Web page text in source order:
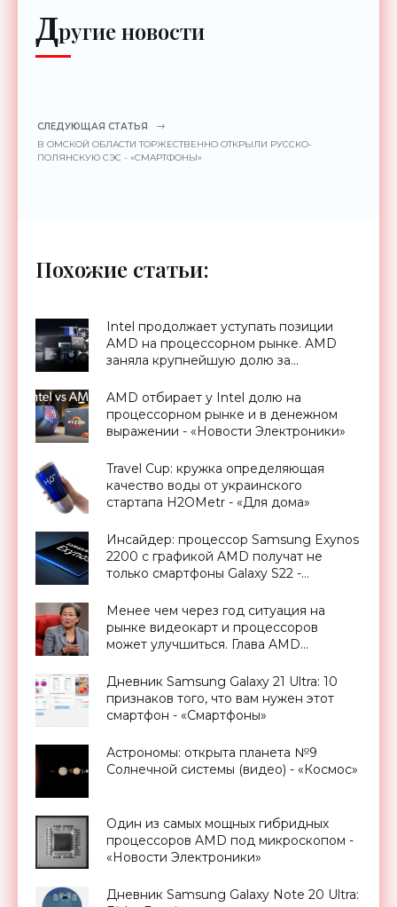
Другие новости
СЛЕДУЮЩАЯ СТАТЬЯ
В ОМСКОЙ ОБЛАСТИ ТОРЖЕСТВЕННО ОТКРЫЛИ РУССКО-
ПОЛЯНСКУЮ СЭС - «СМАРТФОНЫ»
Похожие статьи:
Intel продолжает уступать позиции
AMD на процессорном рынке. AMD
заняла крупнейшую долю за
Электроники»
AMD отбирает у Intel долю на
процессорном рынке и в денежном
выражении - «Новости Электроники»
Travel Cup: кружка определяющая
качество воды от украинского
стартапа H2OMetr - «Для дома»
Инсайдер: процессор Samsung Exynos
2200 с графикой AMD получат не
только смартфоны Galaxy S22 -
Менее чем через год ситуация на
рынке видеокарт и процессоров
может улучшиться. Глава AMD
«Смартфоны»
Дневник Samsung Galaxy 21 Ultra: 10
признаков того, что вам нужен этот
смартфон - «Смартфоны»
Астрономы: открыта планета №9
Солнечной системы (видео) - «Космос»
Один из самых мощных гибридных
процессоров AMD под микроскопом -
«Новости Электроники»
Дневник Samsung Galaxy Note 20 Ultra: